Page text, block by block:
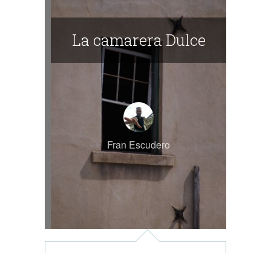
La camarera Dulce
Fran Escudero